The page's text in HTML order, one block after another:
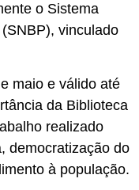
o Sistema
vinculado
maio e válido até
da Biblioteca
realizado
democratização do
à população.